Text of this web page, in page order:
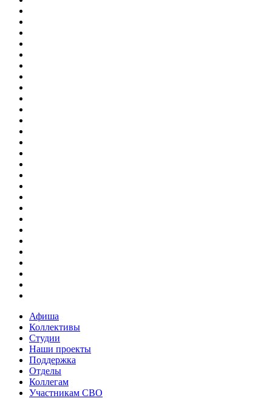
Афиша
Коллективы
Студии
Наши проекты
Поддержка
Отделы
Коллегам
Участникам СВО